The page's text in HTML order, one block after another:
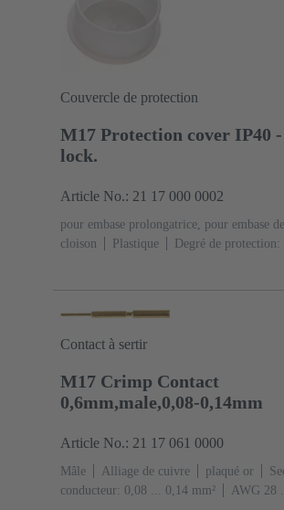
Couvercle de protection
M17 Protection cover IP40
lock.
Article No.: 21 17 000 0002
pour embase prolongatrice, pour embase
cloison
Plastique Degré de protection:
Contact à sertir
M17 Crimp Contact
0,6mm,male,0,08-0,14mm
Article No.: 21 17 061 0000
Mâle Alliage de cuivre plaqué or
conducteur: 0,08 ... 0,14 mm²
AWG 28